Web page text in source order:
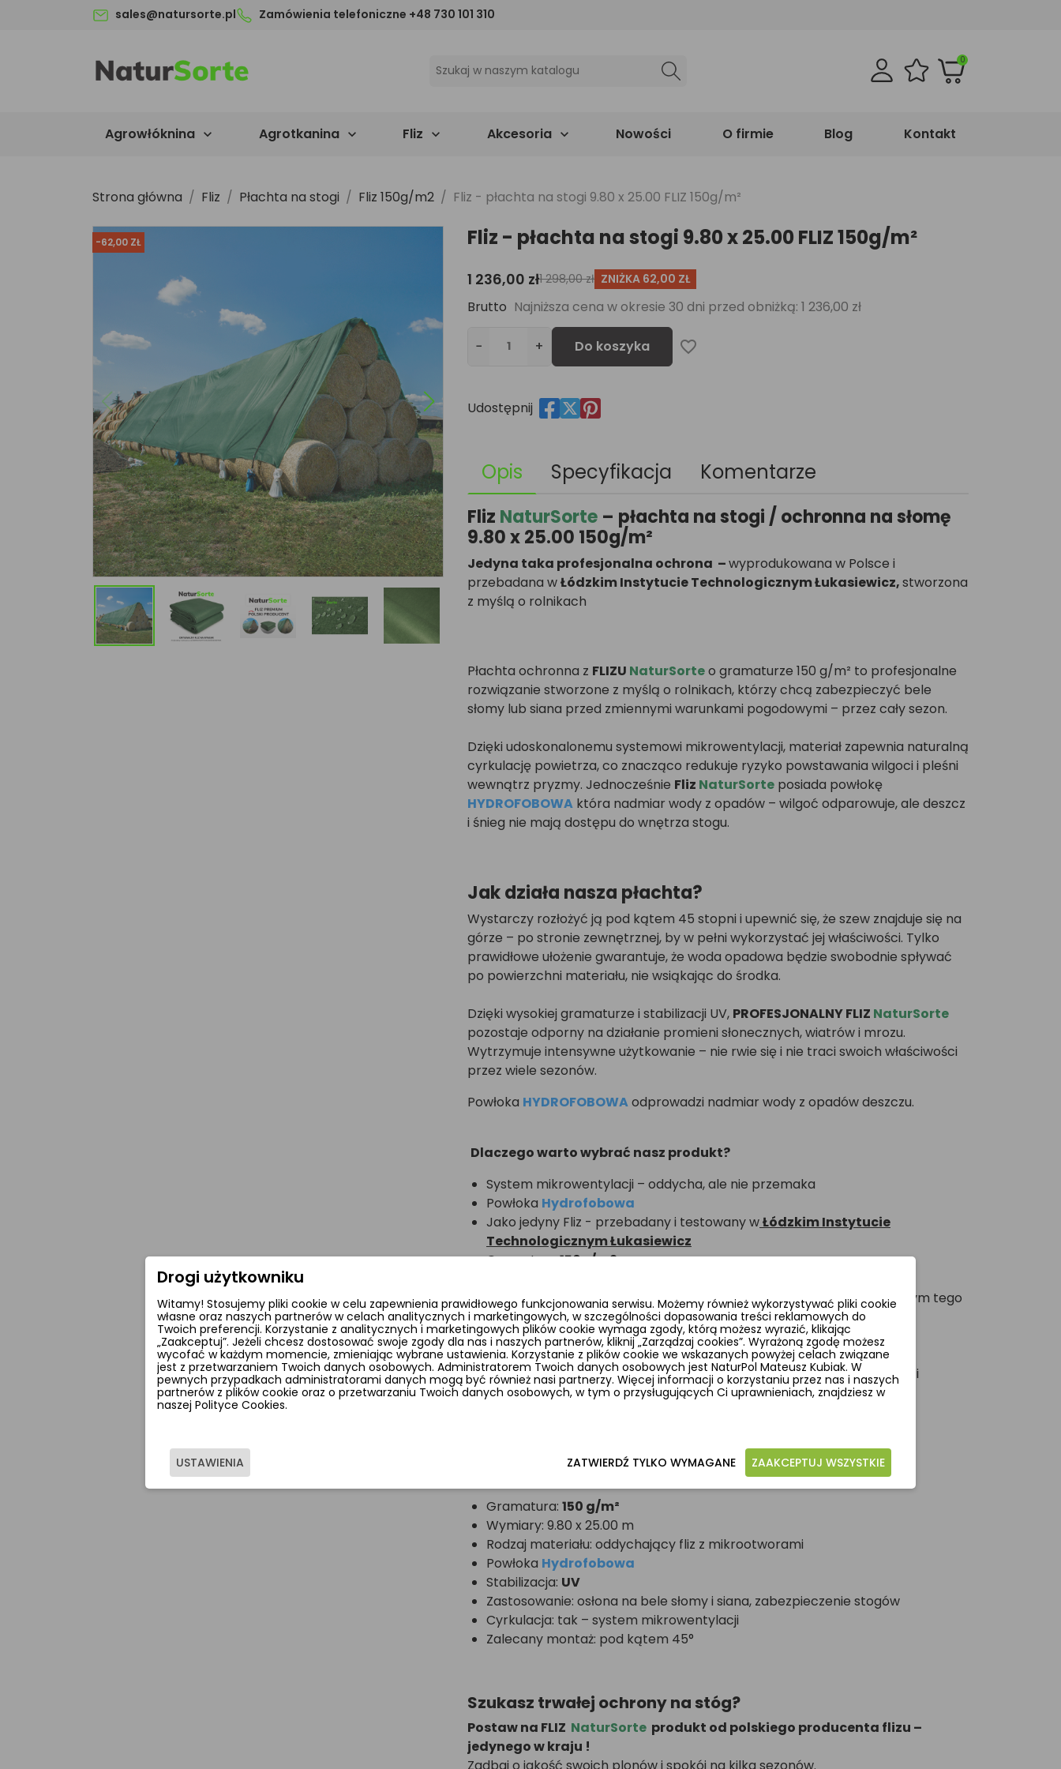
sales@natursorte.pl Zamówienia telefoniczne +48 730 101 310
0
Agrowłóknina  Agrotkanina  Fliz  Akcesoria  Nowości O firmie Blog Kontakt
Strona główna Fliz Płachta na stogi Fliz 150g/m2 Fliz - płachta na stogi 9.80 x 25.00 FLIZ 150g/m²
-62,00 ZŁ Fliz - płachta na stogi 9.80 x 25.00 FLIZ 150g/m²
1 236,00 zł1 298,00 zł ZNIŻKA 62,00 ZŁ
Brutto Najniższa cena w okresie 30 dni przed obniżką: 1 236,00 zł
− + Do koszyka favorite_border
Udostępnij
Opis Specyfikacja Komentarze
Fliz NaturSorte – płachta na stogi / ochronna na słomę
9.80 x 25.00 150g/m²
Jedyna taka profesjonalna ochrona –wyprodukowana w Polsce i
przebadana wŁódzkim Instytucie Technologicznym Łukasiewicz,stworzona
z myślą o rolnikach
Płachta ochronna z FLIZU NaturSorteo gramaturze 150 g/m² to profesjonalne
rozwiązanie stworzone z myślą o rolnikach, którzy chcą zabezpieczyć bele
słomy lub siana przed zmiennymi warunkami pogodowymi – przez cały sezon.
Dzięki udoskonalonemu systemowi mikrowentylacji, materiał zapewnia naturalną
cyrkulację powietrza, co znacząco redukuje ryzyko powstawania wilgoci i pleśni
wewnątrz pryzmy. Jednocześnie Fliz NaturSorte posiada powłokę
HYDROFOBOWA która nadmiar wody z opadów – wilgoć odparowuje, ale deszcz
i śnieg nie mają dostępu do wnętrza stogu.
Jak działa nasza płachta?
Wystarczy rozłożyć ją pod kątem 45 stopni i upewnić się, że szew znajduje się na
górze – po stronie zewnętrznej, by w pełni wykorzystać jej właściwości. Tylko
prawidłowe ułożenie gwarantuje, że woda opadowa będzie swobodnie spływać
po powierzchni materiału, nie wsiąkając do środka.
Dzięki wysokiej gramaturze i stabilizacji UV, PROFESJONALNY FLIZ NaturSorte
pozostaje odporny na działanie promieni słonecznych, wiatrów i mrozu.
Wytrzymuje intensywne użytkowanie – nie rwie się i nie traci swoich właściwości
przez wiele sezonów.
Powłoka HYDROFOBOWAodprowadzi nadmiar wody z opadów deszczu.
Dlaczego warto wybrać nasz produkt?
System mikrowentylacji – oddycha, ale nie przemaka
Powłoka Hydrofobowa
Jako jedyny Fliz - przebadany i testowany wŁódzkim Instytucie
Technologicznym Łukasiewicz
Gramatura150g/m2
Polska produkcja – jesteśmy jedynym producentem w kraju oferującym tego
typu rozwiązanie
Łatwe użytkowanie – szybkie rozkładanie i możliwość mocowania bez
uszkadzania materiału
Odporność na ekstremalne warunki – idealna zarówno na deszcz, jak i
siarczysty mróz
Gramatura: 150 g/m²
Wymiary: 9.80 x 25.00 m
Rodzaj materiału: oddychający fliz z mikrootworami
Powłoka Hydrofobowa
Stabilizacja: UV
Zastosowanie: osłona na bele słomy i siana, zabezpieczenie stogów
Cyrkulacja: tak – system mikrowentylacji
Zalecany montaż: pod kątem 45°
Szukasz trwałej ochrony na stóg?
Postaw na FLIZ NaturSorte produkt od polskiego producenta flizu –
jedynego w kraju !
Zadbaj o jakość swoich plonów i spokój na kilka sezonów.
Drogi użytkowniku
Witamy! Stosujemy pliki cookie w celu zapewnienia prawidłowego funkcjonowania serwisu. Możemy również wykorzystywać pliki cookie
własne oraz naszych partnerów w celach analitycznych i marketingowych, w szczególności dopasowania treści reklamowych do
Twoich preferencji. Korzystanie z analitycznych i marketingowych plików cookie wymaga zgody, którą możesz wyrazić, klikając
„Zaakceptuj”. Jeżeli chcesz dostosować swoje zgody dla nas i naszych partnerów, kliknij „Zarządzaj cookies”. Wyrażoną zgodę możesz
wycofać w każdym momencie, zmieniając wybrane ustawienia. Korzystanie z plików cookie we wskazanych powyżej celach związane
jest z przetwarzaniem Twoich danych osobowych. Administratorem Twoich danych osobowych jest NaturPol Mateusz Kubiak. W
pewnych przypadkach administratorami danych mogą być również nasi partnerzy. Więcej informacji o korzystaniu przez nas i naszych
partnerów z plików cookie oraz o przetwarzaniu Twoich danych osobowych, w tym o przysługujących Ci uprawnieniach, znajdziesz w
naszej Polityce Cookies.
USTAWIENIA ZAAKCEPTUJ WSZYSTKIE
ZATWIERDŹ TYLKO WYMAGANE